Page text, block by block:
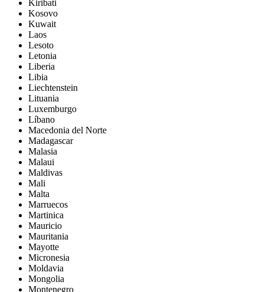
Kiribati
Kosovo
Kuwait
Laos
Lesoto
Letonia
Liberia
Libia
Liechtenstein
Lituania
Luxemburgo
Líbano
Macedonia del Norte
Madagascar
Malasia
Malaui
Maldivas
Mali
Malta
Marruecos
Martinica
Mauricio
Mauritania
Mayotte
Micronesia
Moldavia
Mongolia
Montenegro